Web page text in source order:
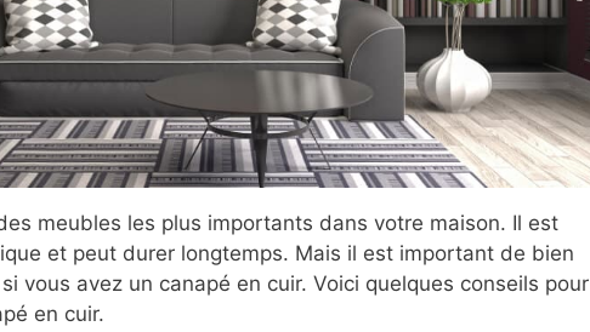
meubles les plus importants dans votre maison. Il est
et peut durer longtemps. Mais il est important de bien
vous avez un canapé en cuir. Voici quelques conseils pour
en cuir.